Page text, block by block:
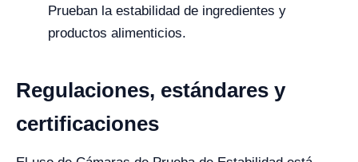
Prueban la estabilidad de ingredientes y
productos alimenticios.
Regulaciones, estándares y
certificaciones